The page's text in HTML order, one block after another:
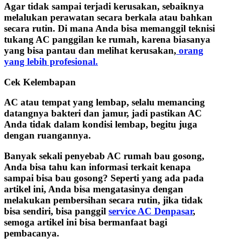
Agar tidak sampai terjadi kerusakan, sebaiknya
melalukan perawatan secara berkala atau bahkan
secara rutin. Di mana Anda bisa memanggil teknisi
tukang AC panggilan ke rumah, karena biasanya
yang bisa pantau dan melihat kerusakan, orang
yang lebih profesional.
Cek Kelembapan
AC atau tempat yang lembap, selalu memancing
datangnya bakteri dan jamur, jadi pastikan AC
Anda tidak dalam kondisi lembap, begitu juga
dengan ruangannya.
Banyak sekali penyebab AC rumah bau gosong,
Anda bisa tahu kan informasi terkait kenapa
sampai bisa bau gosong? Seperti yang ada pada
artikel ini, Anda bisa mengatasinya dengan
melakukan pembersihan secara rutin, jika tidak
bisa sendiri, bisa panggil service AC Denpasar,
semoga artikel ini bisa bermanfaat bagi
pembacanya.